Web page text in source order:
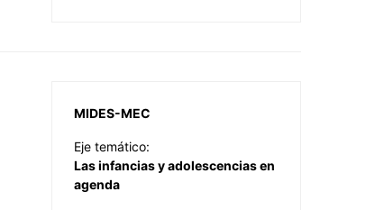
MIDES-MEC
Eje temático:
Las infancias y adolescencias en
agenda